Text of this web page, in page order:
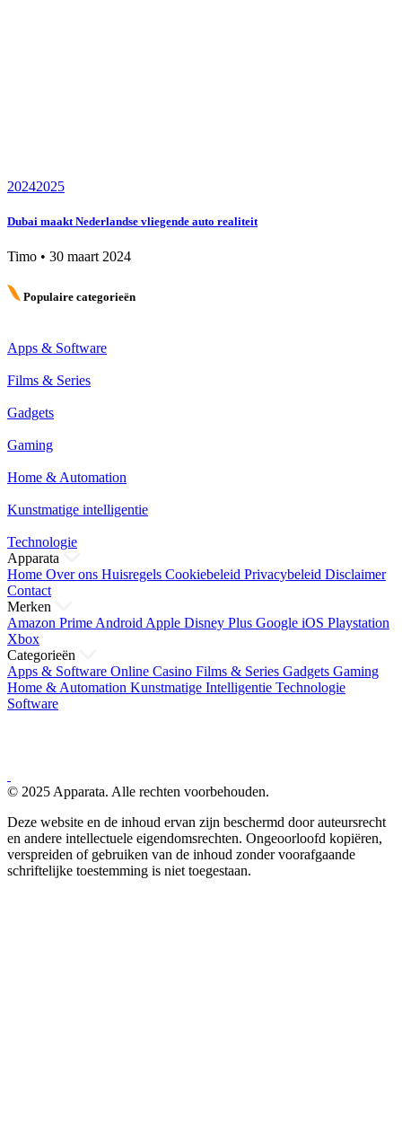
20242025
Dubai maakt Nederlandse vliegende auto realiteit
Timo • 30 maart 2024
Populaire categorieën
Apps & Software
Films & Series
Gadgets
Gaming
Home & Automation
Kunstmatige intelligentie
Technologie
Apparata
Home Over ons Huisregels Cookiebeleid Privacybeleid Disclaimer
Contact
Merken
Amazon Prime Android Apple Disney Plus Google iOS Playstation
Xbox
Categorieën
Apps & Software Online Casino Films & Series Gadgets Gaming
Home & Automation Kunstmatige Intelligentie Technologie
Software
© 2025 Apparata. Alle rechten voorbehouden.
Deze website en de inhoud ervan zijn beschermd door auteursrecht
en andere intellectuele eigendomsrechten. Ongeoorloofd kopiëren,
verspreiden of gebruiken van de inhoud zonder voorafgaande
schriftelijke toestemming is niet toegestaan.